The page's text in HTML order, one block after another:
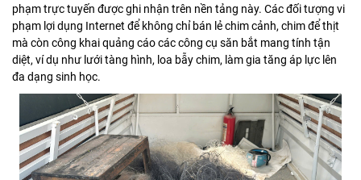
phạm trực tuyến được ghi nhận trên nền tảng này. Các đối tượng vi
phạm lợi dụng Internet để không chỉ bán lẻ chim cảnh, chim để thịt
mà còn công khai quảng cáo các công cụ săn bắt mang tính tận
diệt, ví dụ như lưới tàng hình, loa bẫy chim, làm gia tăng áp lực lên
đa dạng sinh học.